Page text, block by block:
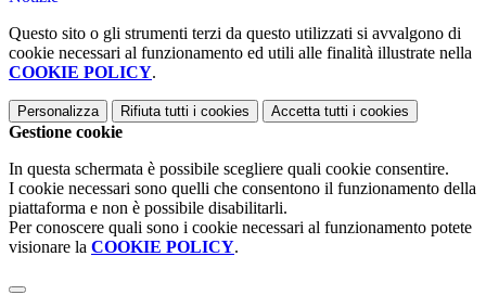
Questo sito o gli strumenti terzi da questo utilizzati si avvalgono di
cookie necessari al funzionamento ed utili alle finalità illustrate nella
COOKIE POLICY.
Personalizza Rifiuta tutti i cookies Accetta tutti i cookies
Gestione cookie
In questa schermata è possibile scegliere quali cookie consentire.
I cookie necessari sono quelli che consentono il funzionamento della
piattaforma e non è possibile disabilitarli.
Per conoscere quali sono i cookie necessari al funzionamento potete
visionare la COOKIE POLICY.